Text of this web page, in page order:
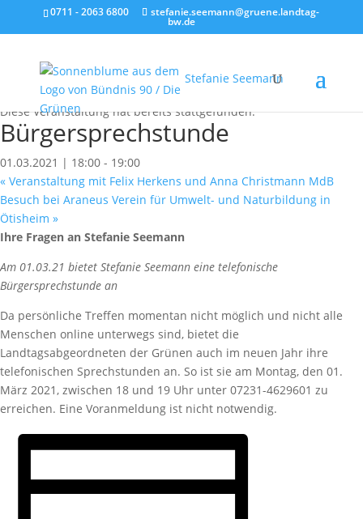
0711 - 2063 6800 stefanie.seemann@gruene.landtag-
bw.de
Stefanie Seemann
« Alle Veranstaltungen
Diese Veranstaltung hat bereits stattgefunden.
Bürgersprechstunde
01.03.2021 | 18:00 - 19:00
« Veranstaltung mit Felix Herkens und Anna Christmann MdB
Besuch bei Araneus Verein für Umwelt- und Naturbildung in
Ötisheim »
Ihre Fragen an Stefanie Seemann
Am 01.03.21 bietet Stefanie Seemann eine telefonische
Bürgersprechstunde an
Da persönliche Treffen momentan nicht möglich und nicht alle
Menschen online unterwegs sind, bietet die
Landtagsabgeordneten der Grünen auch im neuen Jahr ihre
telefonischen Sprechstunden an. So ist sie am Montag, den 01.
März 2021, zwischen 18 und 19 Uhr unter 07231-4629601 zu
erreichen. Eine Voranmeldung ist nicht notwendig.